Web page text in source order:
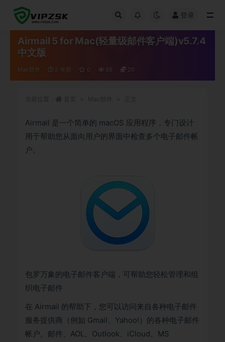
登录
Airmail 5 for Mac(轻量级邮件客户端)v5.7.4
中文版
Mac软件 2 年前 0 88 20
Airmail 是一个简单的 macOS 应用程序，专门设计
用于帮助您从面向用户的界面中检查多个电子邮件帐
户。
包罗万象的电子邮件客户端，可帮助您轻松管理和组
织电子邮件
在 Airmail 的帮助下，您可以访问来自各种电子邮件
服务提供商（例如 Gmail、Yahoo!）的各种电子邮件
帐户。邮件、AOL、Outlook、iCloud、MS